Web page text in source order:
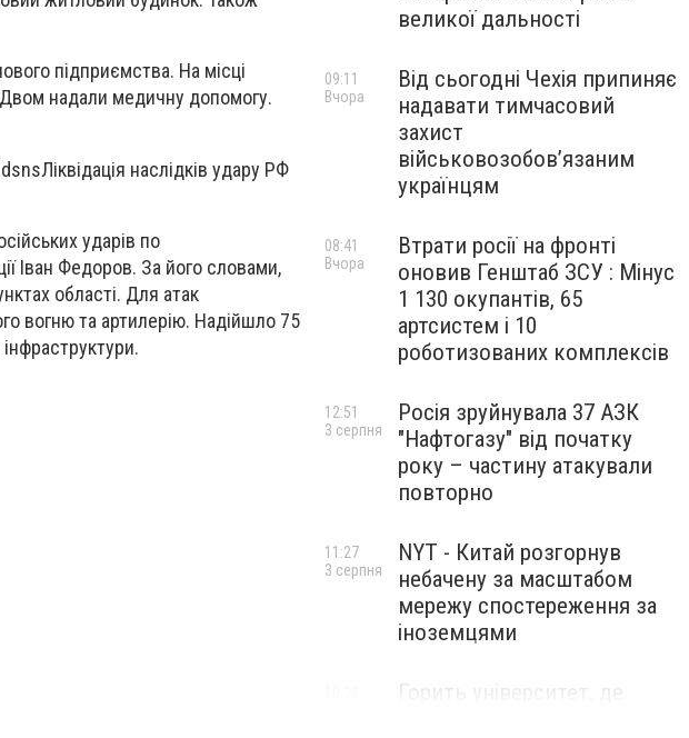
підприємства. На місці
надали медичну допомогу.
dsnsЛіквідація наслідків удару РФ
ударів по
Іван Федоров. За його словами,
області. Для атак
вогню та артилерію. Надійшло 75
великої дальності
Від сьогодні Чехія припиняє
надавати тимчасовий
захист
військовозобов’язаним
українцям
09:11
Вчора
Втрати росії на фронті
оновив Генштаб ЗСУ : Мінус
1 130 окупантів, 65
артсистем і 10
роботизованих комплексів
08:41
Вчора
Росія зруйнувала 37 АЗК
"Нафтогазу" від початку
року – частину атакували
повторно
12:51
3 серпня
NYT - Китай розгорнув
небачену за масштабом
мережу спостереження за
іноземцями
11:27
3 серпня
Горить університет, де